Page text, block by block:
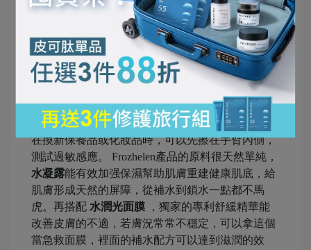
-
敏感性肌膚的角質層特別薄，對外在影響較為敏
感，壓力、天氣、紫外線都是影響的因素之一。如
果肌膚失去平衡，會感覺緊繃、乾燥，嚴重甚至脫
皮，因此在保養品的挑選上有較多限制，除了避免
使用過酸過鹼的護膚品外，還需避免使用含有酒
精、香料色素等，才不會刺激皮膚反覆發炎。在保
養上會建議使用質地輕薄並加強保濕的天然產品，
在換新保養品或化妝品時，可以先擦在手臂內側，
測試過敏感應。 Frozhelen產品的原料很天然單純，
水凝露能有效加强保濕幫助肌膚重建健康肌底，給
肌膚形成天然的屏障，從補水到鎖水一點都不馬
虎。再搭配 水潤光面膜 ，獨家的專利舒緩精華能
改善皮膚的不適，若膚況常常不穩定，可以拿這個
當急救面膜，裡面的補水配方可以達到滋潤的效